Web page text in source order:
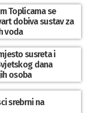
Toplicama se
dobiva sustav za
voda
susreta i
dana
osoba
srebrni na